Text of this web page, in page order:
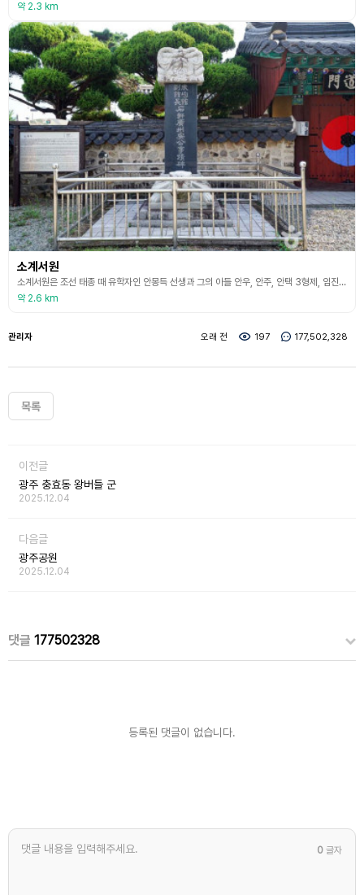
약 2.3 km
소계서원
소계서원은 조선 태종 때 유학자인 안몽득 선생과 그의 아들 안우, 안주, 안택 3형제, 임진왜란 공신 안근, 안수, 안시명, 안이명, 안신명 등을 추모하기 위하여 1783년(정조 7년) 광주 안씨 문중에서 건립한 서원이다. 서원은 국립 교육기관인 향교와 함께 유교의 경전을 가르치던 사설 교육기관이다. 교육활동 외에 선현에게 제사 지내는 일도 함께하였다. 교육 기능보다는 선현에 대한 제례 기능이 강조된 것이 사우이지만 조선 후기에는 서원과 사우의 구분이
약 2.6 km
관리자 오래 전 197 177,502,328
목록
이전글
광주 충효동 왕버들 군
2025.12.04
다음글
광주공원
2025.12.04
댓글 177502328
등록된 댓글이 없습니다.
0 글자